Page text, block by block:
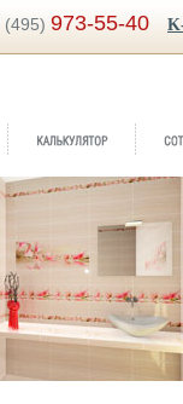
(495) 973-55-40